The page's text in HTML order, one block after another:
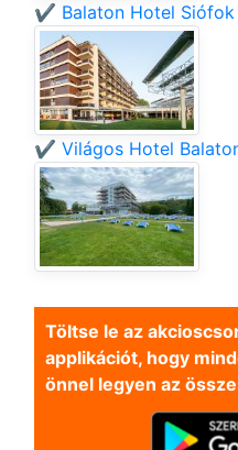
✔️ Balaton Hotel
✔️ Világos Hotel
Töltse le az
applikációt, hogy
önnel legyen az